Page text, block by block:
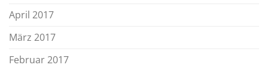
April 2017
März 2017
Februar 2017